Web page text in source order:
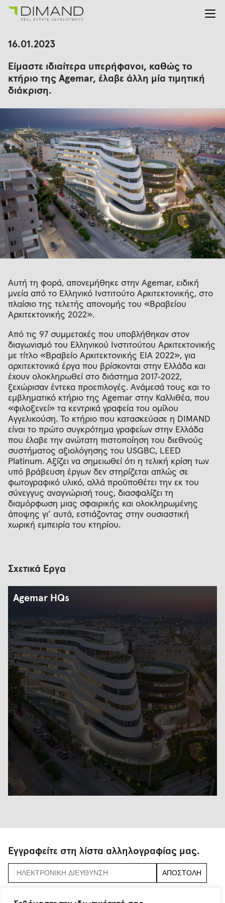
Για εμάς
Επενδυτικές Σχέσεις
Νέα
16.01.2023
Είμαστε ιδιαίτερα υπερήφανοι, καθώς το
κτήριο της Agemar, έλαβε άλλη μία τιμητική
διάκριση.
Αυτή τη φορά, απονεμήθηκε στην Agemar, ειδική
μνεία από το Ελληνικό Ινστιτούτο Αρχιτεκτονικής, στο
πλαίσιο της τελετής απονομής του «Βραβείου
Αρχιτεκτονικής 2022».
Από τις 97 συμμετοχές που υποβλήθηκαν στον
διαγωνισμό του Ελληνικού Ινστιτούτου Αρχιτεκτονικής
με τίτλο «Βραβείο Αρχιτεκτονικής ΕΙΑ 2022», για
αρχιτεκτονικά έργα που βρίσκονται στην Ελλάδα και
έχουν ολοκληρωθεί στο διάστημα 2017‐2022,
ξεχώρισαν έντεκα προεπιλογές. Ανάμεσά τους και το
εμβληματικό κτήριο της Agemar στην Καλλιθέα, που
«φιλοξενεί» τα κεντρικά γραφεία του ομίλου
Αγγελικούση. Το κτήριο που κατασκεύασε η DIMAND
είναι το πρώτο συγκρότημα γραφείων στην Ελλάδα
που έλαβε την ανώτατη πιστοποίηση του διεθνούς
συστήματος αξιολόγησης του USGBC, LEED
Platinum. Αξίζει να σημειωθεί ότι η τελική κρίση των
υπό βράβευση έργων δεν στηρίζεται απλώς σε
φωτογραφικό υλικό, αλλά προϋποθέτει την εκ του
σύνεγγυς αναγνώρισή τους, διασφαλίζει τη
διαμόρφωση μιας σφαιρικής και ολοκληρωμένης
άποψης γι’ αυτά, εστιάζοντας στην ουσιαστική
χωρική εμπειρία του κτηρίου.
Σχετικά Έργα
Agemar HQs
Εγγραφείτε στη λίστα αλληλογραφίας μας.